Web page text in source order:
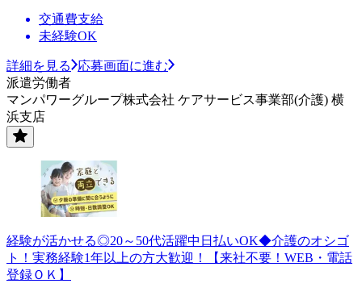
交通費支給
未経験OK
詳細を見る
応募画面に進む
派遣労働者
マンパワーグループ株式会社 ケアサービス事業部(介護) 横
浜支店
経験が活かせる◎20～50代活躍中日払いOK◆介護のオシゴ
ト！実務経験1年以上の方大歓迎！【来社不要！WEB・電話
登録ＯＫ】